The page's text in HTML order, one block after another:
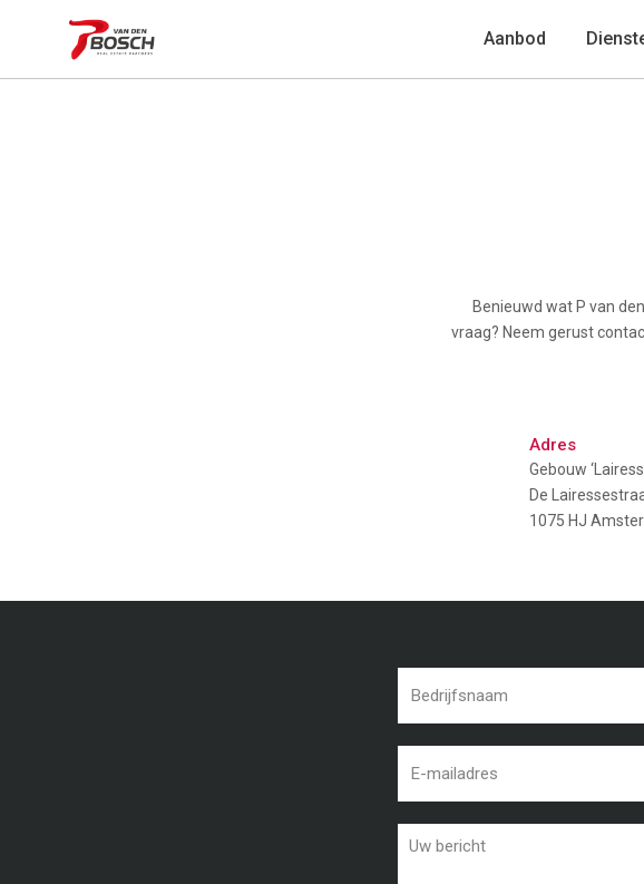
Aanbod
Benieuwd wat P van
vraag? Neem gerust
Adres
Gebouw
De
1075 HJ